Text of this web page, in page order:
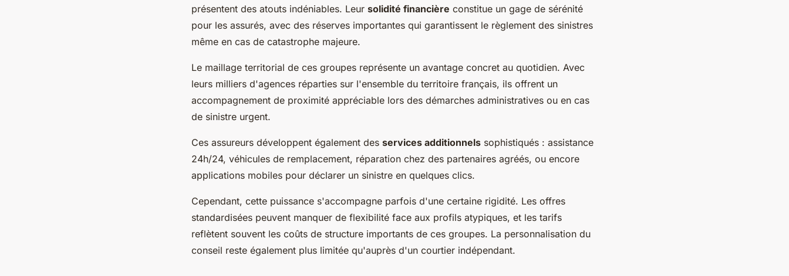
présentent des atouts indéniables. Leur solidité financière constitue un gage de sérénité
pour les assurés, avec des réserves importantes qui garantissent le règlement des sinistres
même en cas de catastrophe majeure.
Le maillage territorial de ces groupes représente un avantage concret au quotidien. Avec
leurs milliers d'agences réparties sur l'ensemble du territoire français, ils offrent un
accompagnement de proximité appréciable lors des démarches administratives ou en cas
de sinistre urgent.
Ces assureurs développent également des services additionnels sophistiqués : assistance
24h/24, véhicules de remplacement, réparation chez des partenaires agréés, ou encore
applications mobiles pour déclarer un sinistre en quelques clics.
Cependant, cette puissance s'accompagne parfois d'une certaine rigidité. Les offres
standardisées peuvent manquer de flexibilité face aux profils atypiques, et les tarifs
reflètent souvent les coûts de structure importants de ces groupes. La personnalisation du
conseil reste également plus limitée qu'auprès d'un courtier indépendant.